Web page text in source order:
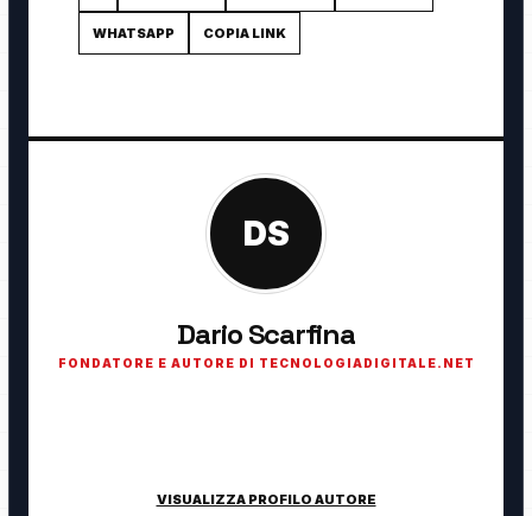
WHATSAPP COPIA LINK
DS
Dario Scarfina
FONDATORE E AUTORE DI TECNOLOGIADIGITALE.NET
VISUALIZZA PROFILO AUTORE